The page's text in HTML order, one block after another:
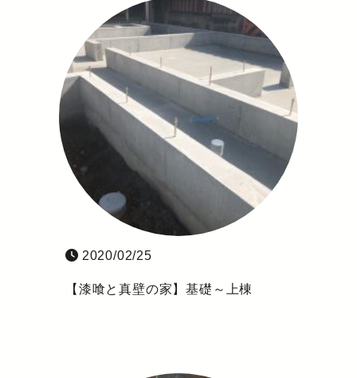
2020/02/25
【漆喰と真壁の家】基礎～上棟